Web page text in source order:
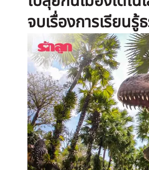
จบเรื่องการเรียนรู้